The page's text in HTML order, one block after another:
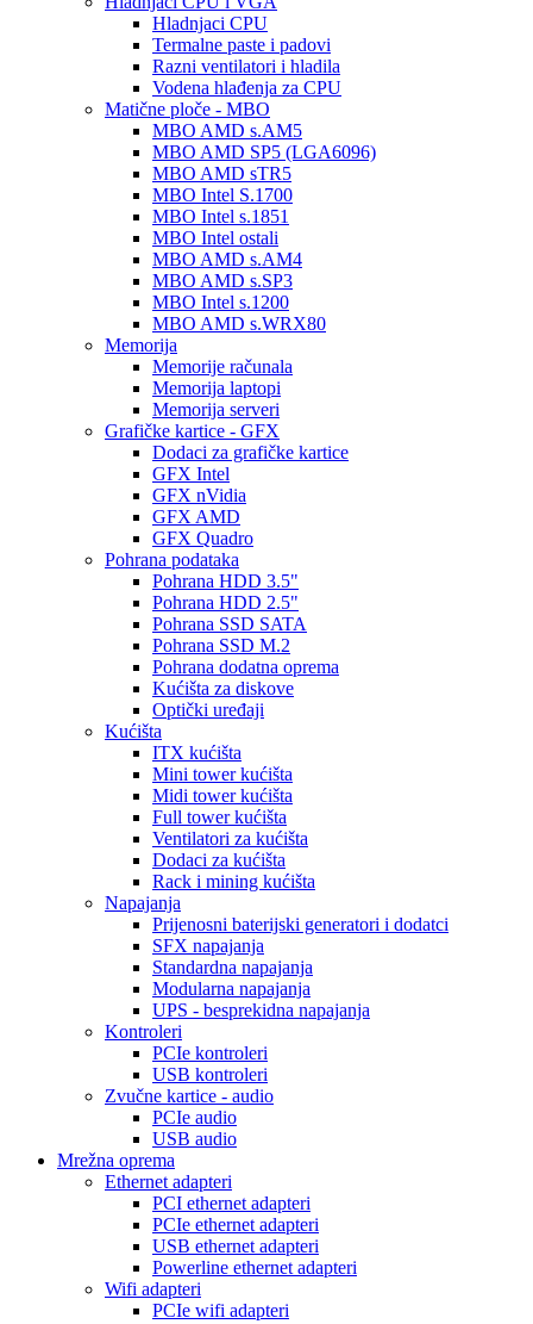
Hladnjaci CPU
Termalne paste i padovi
Razni ventilatori i hladila
Vodena hlađenja za CPU
Matične ploče - MBO
MBO AMD s.AM5
MBO AMD SP5 (LGA6096)
MBO AMD sTR5
MBO Intel S.1700
MBO Intel s.1851
MBO Intel ostali
MBO AMD s.AM4
MBO AMD s.SP3
MBO Intel s.1200
MBO AMD s.WRX80
Memorija
Memorije računala
Memorija laptopi
Memorija serveri
Grafičke kartice - GFX
Dodaci za grafičke kartice
GFX Intel
GFX nVidia
GFX AMD
GFX Quadro
Pohrana podataka
Pohrana HDD 3.5"
Pohrana HDD 2.5"
Pohrana SSD SATA
Pohrana SSD M.2
Pohrana dodatna oprema
Kućišta za diskove
Optički uređaji
Kućišta
ITX kućišta
Mini tower kućišta
Midi tower kućišta
Full tower kućišta
Ventilatori za kućišta
Dodaci za kućišta
Rack i mining kućišta
Napajanja
Prijenosni baterijski generatori i dodatci
SFX napajanja
Standardna napajanja
Modularna napajanja
UPS - besprekidna napajanja
Kontroleri
PCIe kontroleri
USB kontroleri
Zvučne kartice - audio
PCIe audio
USB audio
Mrežna oprema
Ethernet adapteri
PCI ethernet adapteri
PCIe ethernet adapteri
USB ethernet adapteri
Powerline ethernet adapteri
Wifi adapteri
PCIe wifi adapteri